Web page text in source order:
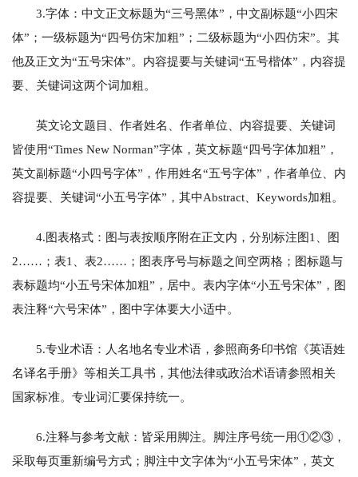
3.字体：中文正文标题为“三号黑体”，中文副标题“小四宋
体”；一级标题为“四号仿宋加粗”；二级标题为“小四仿宋”。其
他及正文为“五号宋体”。内容提要与关键词“五号楷体”，内容提
要、关键词这两个词加粗。
英文论文题目、作者姓名、作者单位、内容提要、关键词
皆使用“Times New Norman”字体，英文标题“四号字体加粗”，
英文副标题“小四号字体”，作用姓名“五号字体”，作者单位、内
容提要、关键词“小五号字体”，其中Abstract、Keywords加粗。
4.图表格式：图与表按顺序附在正文内，分别标注图1、图
2……；表1、表2……；图表序号与标题之间空两格；图标题与
表标题均“小五号宋体加粗”，居中。表内字体“小五号宋体”，图
表注释“六号宋体”，图中字体要大小适中。
5.专业术语：人名地名专业术语，参照商务印书馆《英语姓
名译名手册》等相关工具书，其他法律或政治术语请参照相关
国家标准。专业词汇要保持统一。
6.注释与参考文献：皆采用脚注。脚注序号统一用①②③，
采取每页重新编号方式；脚注中文字体为“小五号宋体”，英文